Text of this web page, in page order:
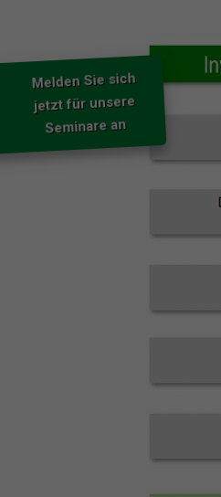
Melden Sie sich
jetzt für unsere
Seminare an